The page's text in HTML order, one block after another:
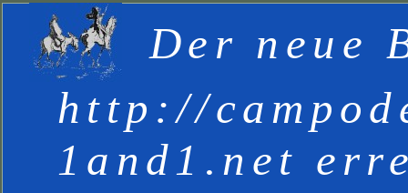
Der neue
http://
1and1.net